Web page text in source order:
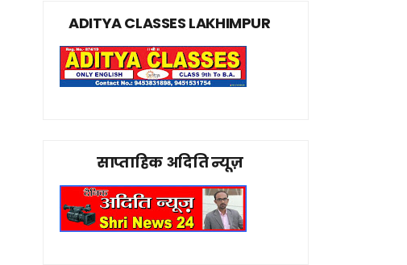
ADITYA CLASSES LAKHIMPUR
साप्ताहिक अदिति न्यूज़